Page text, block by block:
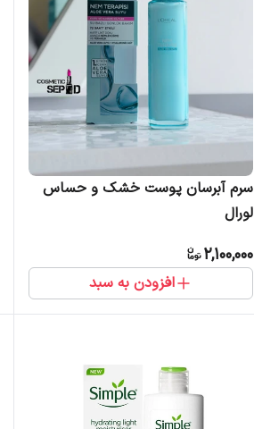
سرم آبرسان پوست خشک و حساس
لورال
2,100,000
افزودن به سبد